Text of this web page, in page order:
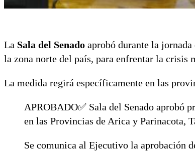
La Sala del Senado aprobó durante la
la zona norte del país, para enfrentar la crisis
La medida regirá específicamente en las
APROBADO✅ Sala del Senado aprobó
en las Provincias de Arica y Parinacota,
Se comunica al Ejecutivo la aprobación